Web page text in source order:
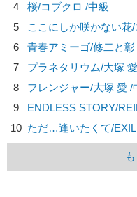
4
桜/コブクロ /中級
5
ここにしか咲かない花/
6
青春アミーゴ/修二と彰
7
プラネタリウム/大塚 愛
8
フレンジャー/大塚 愛 /
9
ENDLESS STORY/
10 ただ…逢いたくて/